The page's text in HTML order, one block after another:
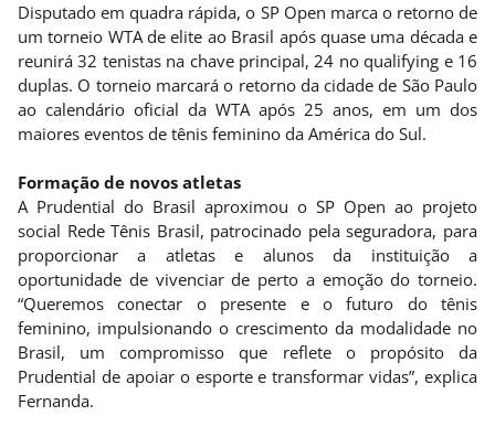
Disputado em quadra rápida, o SP Open marca o retorno de
um torneio WTA de elite ao Brasil após quase uma década e
reunirá 32 tenistas na chave principal, 24 no qualifying e 16
duplas. O torneio marcará o retorno da cidade de São Paulo
ao calendário oficial da WTA após 25 anos, em um dos
maiores eventos de tênis feminino da América do Sul.
Formação de novos atletas
A Prudential do Brasil aproximou o SP Open ao projeto
social Rede Tênis Brasil, patrocinado pela seguradora, para
proporcionar a atletas e alunos da instituição a
oportunidade de vivenciar de perto a emoção do torneio.
“Queremos conectar o presente e o futuro do tênis
feminino, impulsionando o crescimento da modalidade no
Brasil, um compromisso que reflete o propósito da
Prudential de apoiar o esporte e transformar vidas”, explica
Fernanda.